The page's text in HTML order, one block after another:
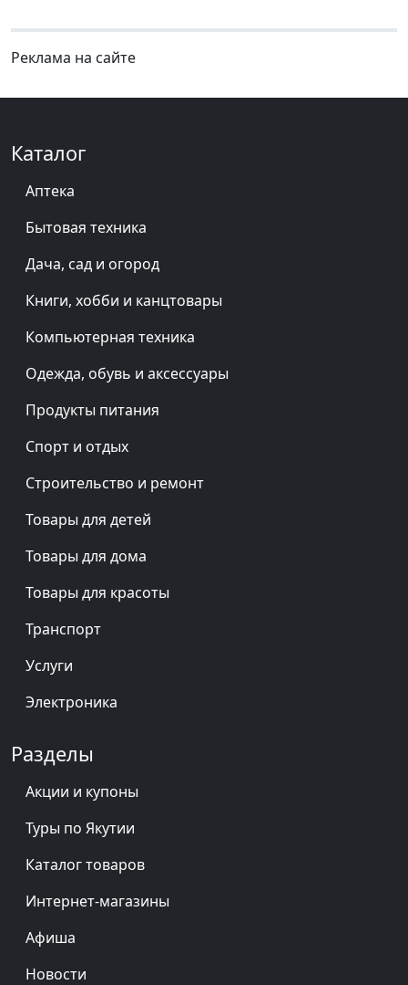
Реклама на сайте
Каталог
Аптека
Бытовая техника
Дача, сад и огород
Книги, хобби и канцтовары
Компьютерная техника
Одежда, обувь и аксессуары
Продукты питания
Спорт и отдых
Строительство и ремонт
Товары для детей
Товары для дома
Товары для красоты
Транспорт
Услуги
Электроника
Разделы
Акции и купоны
Туры по Якутии
Каталог товаров
Интернет-магазины
Афиша
Новости